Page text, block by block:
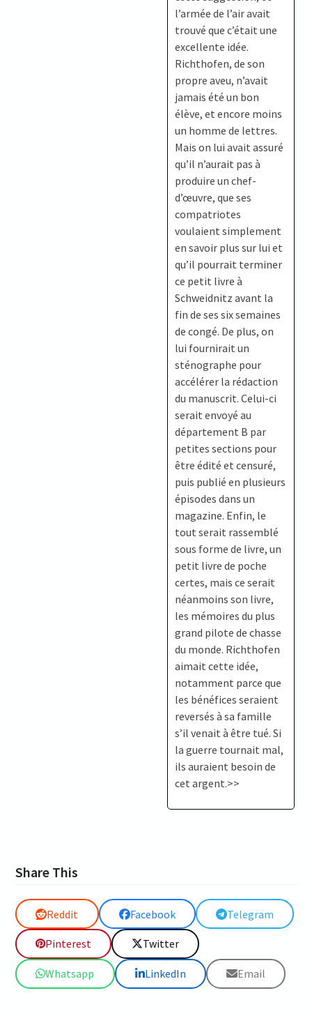
l’armée de l’air avait
trouvé que c’était une
excellente idée.
Richthofen, de son
propre aveu, n’avait
jamais été un bon
élève, et encore moins
un homme de lettres.
Mais on lui avait assuré
qu’il n’aurait pas à
produire un chef-
d’œuvre, que ses
compatriotes
voulaient simplement
en savoir plus sur lui et
qu’il pourrait terminer
ce petit livre à
Schweidnitz avant la
fin de ses six semaines
de congé. De plus, on
lui fournirait un
sténographe pour
accélérer la rédaction
du manuscrit. Celui-ci
serait envoyé au
département B par
petites sections pour
être édité et censuré,
puis publié en plusieurs
épisodes dans un
magazine. Enfin, le
tout serait rassemblé
sous forme de livre, un
petit livre de poche
certes, mais ce serait
néanmoins son livre,
les mémoires du plus
grand pilote de chasse
du monde. Richthofen
aimait cette idée,
notamment parce que
les bénéfices seraient
reversés à sa famille
s’il venait à être tué. Si
la guerre tournait mal,
ils auraient besoin de
cet argent.>>
Share This
Reddit Facebook Telegram
Pinterest Twitter
Whatsapp LinkedIn Email